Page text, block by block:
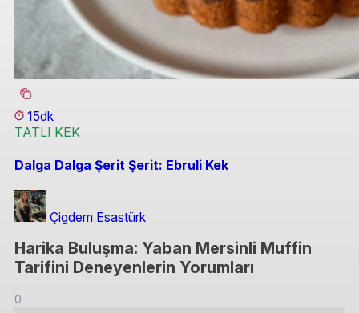
15dk
TATLI KEK
Dalga Dalga Şerit Şerit: Ebruli Kek
Çigdem Esastürk
Harika Buluşma: Yaban Mersinli Muffin
Tarifini Deneyenlerin Yorumları
0